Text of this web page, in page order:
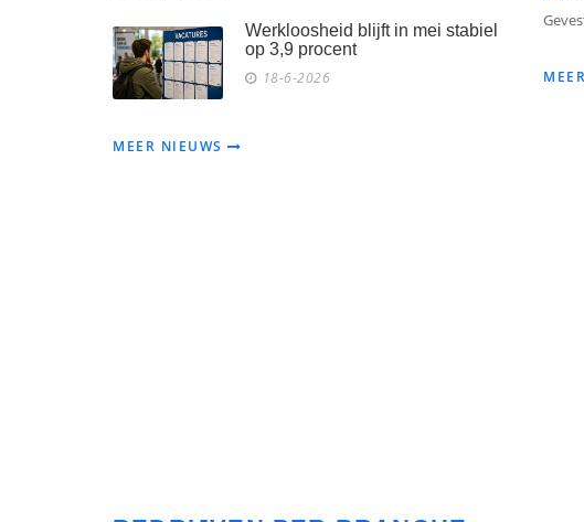
Werkloosheid blijft in mei stabiel
op 3,9 procent
18-6-2026
MEER NIEUWS